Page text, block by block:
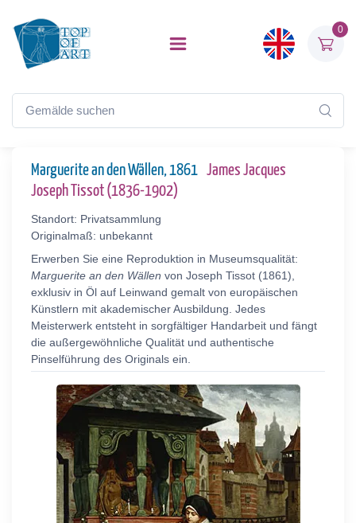
0
Marguerite an den Wällen, 1861 James Jacques
Joseph Tissot (1836-1902)
Standort: Privatsammlung
Originalmaß: unbekannt
Erwerben Sie eine Reproduktion in Museumsqualität:
Marguerite an den Wällen von Joseph Tissot (1861),
exklusiv in Öl auf Leinwand gemalt von europäischen
Künstlern mit akademischer Ausbildung. Jedes
Meisterwerk entsteht in sorgfältiger Handarbeit und fängt
die außergewöhnliche Qualität und authentische
Pinselführung des Originals ein.